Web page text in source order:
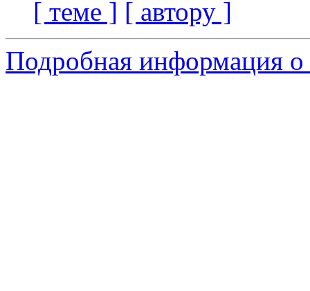
[ теме ] [ автору ]
Подробная информация